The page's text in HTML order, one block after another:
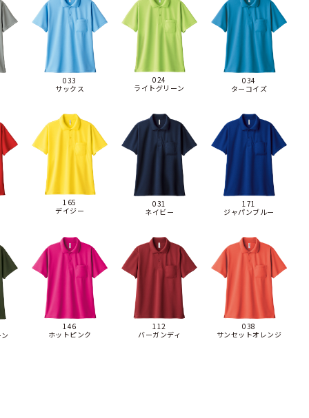
033
サックス
024
ライトグリーン
034
ターコイズ
165
デイジー
031
ネイビー
171
ジャパンブルー
146
ホットピンク
112
バーガンディ
038
サンセットオレンジ